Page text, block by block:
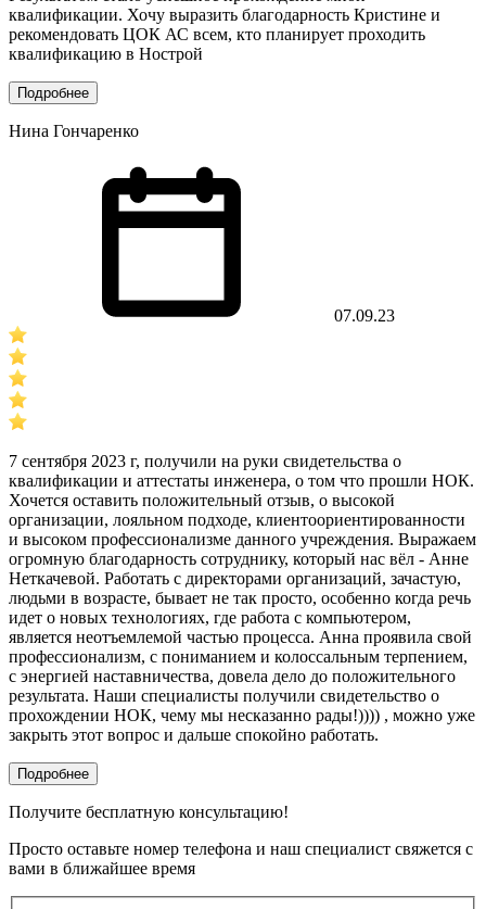
квалификации. Хочу выразить благодарность Кристине и
рекомендовать ЦОК АС всем, кто планирует проходить
квалификацию в Нострой
Подробнее
Нина Гончаренко
07.09.23
7 сентября 2023 г, получили на руки свидетельства о
квалификации и аттестаты инженера, о том что прошли НОК.
Хочется оставить положительный отзыв, о высокой
организации, лояльном подходе, клиентоориентированности
и высоком профессионализме данного учреждения. Выражаем
огромную благодарность сотруднику, который нас вёл - Анне
Неткачевой. Работать с директорами организаций, зачастую,
людьми в возрасте, бывает не так просто, особенно когда речь
идет о новых технологиях, где работа с компьютером,
является неотъемлемой частью процесса. Анна проявила свой
профессионализм, с пониманием и колоссальным терпением,
с энергией наставничества, довела дело до положительного
результата. Наши специалисты получили свидетельство о
прохождении НОК, чему мы несказанно рады!)))) , можно уже
закрыть этот вопрос и дальше спокойно работать.
Подробнее
Получите бесплатную консультацию!
Просто оставьте номер телефона и наш специалист свяжется с
вами в ближайшее время